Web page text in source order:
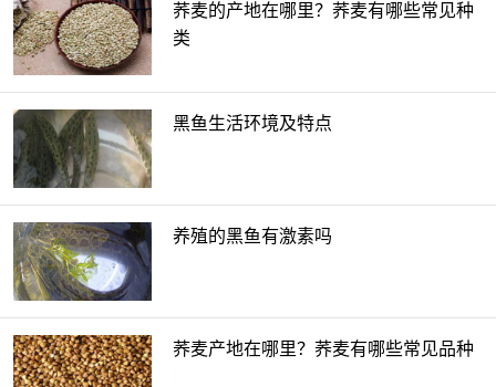
荞麦的产地在哪里？荞麦有哪些常见种
类
黑鱼生活环境及特点
养殖的黑鱼有激素吗
荞麦产地在哪里？荞麦有哪些常见品种